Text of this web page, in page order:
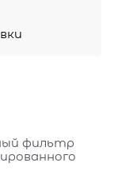
фильтр